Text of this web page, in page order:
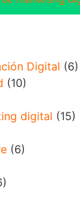
Digital (6)
(10)
digital (15)
(6)